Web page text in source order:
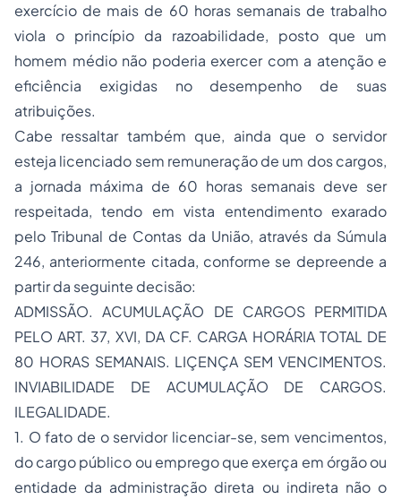
exercício de mais de 60 horas semanais de trabalho
viola o princípio da razoabilidade, posto que um
homem médio não poderia exercer com a atenção e
eficiência exigidas no desempenho de suas
atribuições.
Cabe ressaltar também que, ainda que o servidor
esteja licenciado sem remuneração de um dos cargos,
a jornada máxima de 60 horas semanais deve ser
respeitada, tendo em vista entendimento exarado
pelo Tribunal de Contas da União, através da Súmula
246, anteriormente citada, conforme se depreende a
partir da seguinte decisão:
ADMISSÃO. ACUMULAÇÃO DE CARGOS PERMITIDA
PELO ART. 37, XVI, DA CF. CARGA HORÁRIA TOTAL DE
80 HORAS SEMANAIS. LIÇENÇA SEM VENCIMENTOS.
INVIABILIDADE DE ACUMULAÇÃO DE CARGOS.
ILEGALIDADE.
1. O fato de o servidor licenciar-se, sem vencimentos,
do cargo público ou emprego que exerça em órgão ou
entidade da administração direta ou indireta não o